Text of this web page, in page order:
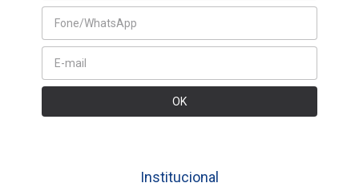
Institucional